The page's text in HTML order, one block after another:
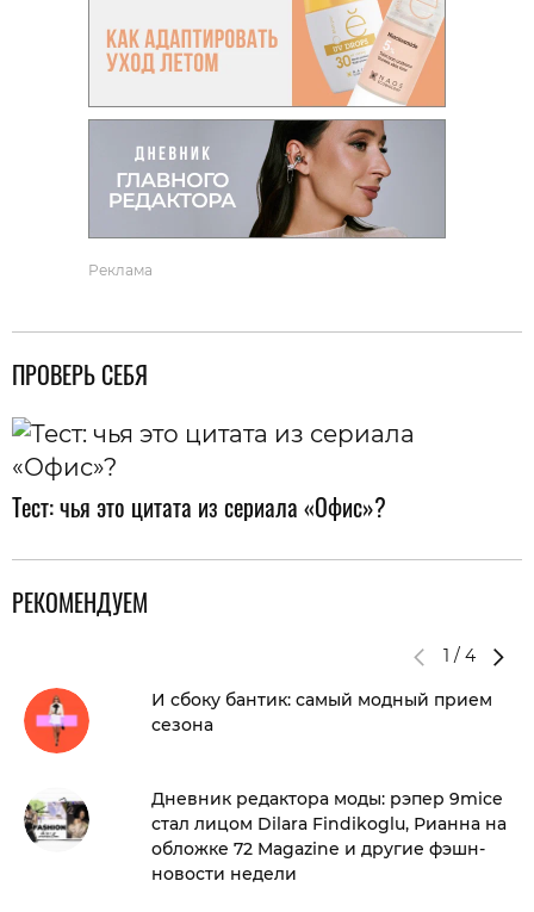
Реклама
ПРОВЕРЬ СЕБЯ
Тест: чья это цитата из сериала «Офис»?
РЕКОМЕНДУЕМ
1 / 4
И сбоку бантик: самый модный прием
сезона
Дневник редактора моды: рэпер 9mice
стал лицом Dilara Findikoglu, Рианна на
обложке 72 Magazine и другие фэшн-
новости недели